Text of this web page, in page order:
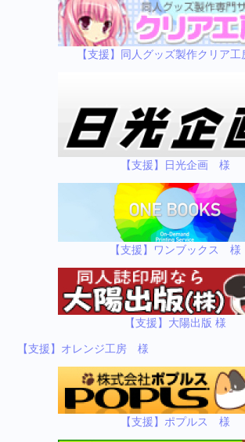
【支援】同人グッズ製作クリア
【支援】日光企画 様
【支援】ワンブックス 様
【支援】大陽出版 様
【支援】オレンジ工房 様
【支援】ポプルス 様